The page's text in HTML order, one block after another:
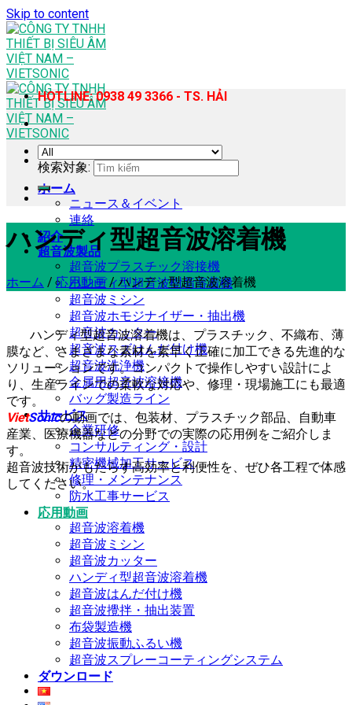
Skip to content
ホーム
ニュース＆イベント
連絡
紹介
超音波製品
超音波プラスチック溶接機
ハンディ型超音波樹脂溶着機
超音波ミシン
超音波ホモジナイザー・抽出機
超音波カッター
超音波スズはんだ付け機
超音波洗浄機
金属用超音波溶接機
バッグ製造ライン
サービス
企業研修
コンサルティング・設計
精密機械加工サービス
修理・メンテナンス
防水工事サービス
応用動画
超音波溶着機
超音波ミシン
超音波カッター
ハンディ型超音波溶着機
超音波はんだ付け機
超音波攪拌・抽出装置
布袋製造機
超音波振動ふるい機
超音波スプレーコーティングシステム
ダウンロード
HOTLINE: 0938 49 3366 - TS. HẢI
検索対象:
ハンディ型超音波溶着機
ホーム / 応用動画 /ハンディ型超音波溶着機
ハンディ型超音波溶着機は、プラスチック、不織布、薄
膜など、さまざまな素材を素早く正確に加工できる先進的な
ソリューションです。コンパクトで操作しやすい設計によ
り、生産ラインでの柔軟な対応や、修理・現場施工にも最適
です。
VietSonicの動画では、包装材、プラスチック部品、自動車
産業、医療機器などの分野での実際の応用例をご紹介しま
す。
超音波技術がもたらす高効率と利便性を、ぜひ各工程で体感
してください。